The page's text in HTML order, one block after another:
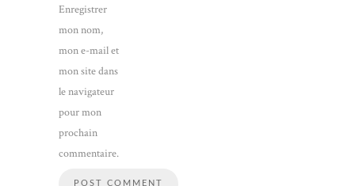
Enregistrer
mon nom,
mon e-mail et
mon site dans
le navigateur
pour mon
prochain
commentaire.